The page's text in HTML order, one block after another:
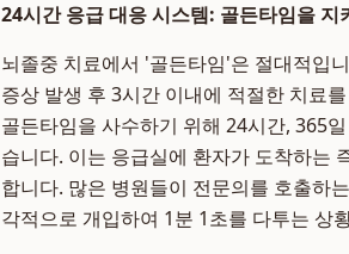
24시간 응급 대응 시스템: 골든타임을 지
뇌졸중 치료에서 '골든타임'은 절대적입
증상 발생 후 3시간 이내에 적절한 치료
골든타임을 사수하기 위해 24시간, 365
습니다. 이는 응급실에 환자가 도착하는
합니다. 많은 병원들이 전문의를 호출하
각적으로 개입하여 1분 1초를 다투는 상